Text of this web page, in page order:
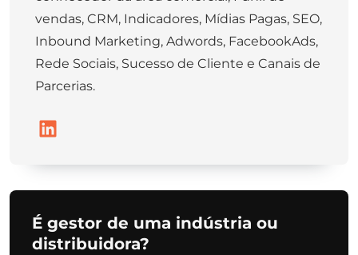
vendas, CRM, Indicadores, Mídias Pagas, SEO,
Inbound Marketing, Adwords, FacebookAds,
Rede Sociais, Sucesso de Cliente e Canais de
Parcerias.
É gestor de uma indústria ou
distribuidora?